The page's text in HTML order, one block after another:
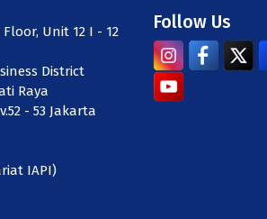
Unit 12 I - 12
District
Raya
- 53 Jakarta
IAPI)
Follow Us